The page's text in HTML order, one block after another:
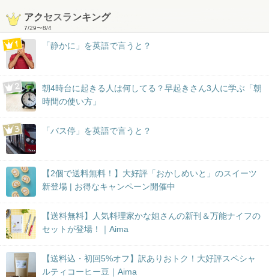
アクセスランキング
7/29〜8/4
「静かに」を英語で言うと？
朝4時台に起きる人は何してる？早起きさん3人に学ぶ「朝
時間の使い方」
「バス停」を英語で言うと？
【2個で送料無料！】大好評「おかしめいと」のスイーツ
新登場 | お得なキャンペーン開催中
【送料無料】人気料理家かな姐さんの新刊＆万能ナイフの
セットが登場！｜Aima
【送料込・初回5%オフ】訳ありおトク！大好評スペシャ
ルティコーヒー豆｜Aima